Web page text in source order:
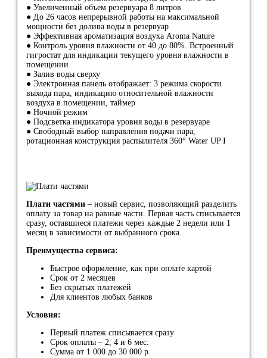
● Увеличенный объем резервуара 8 литров
● До 26 часов непрерывной работы на максимальной
мощности без долива воды в резервуар
● Эффективная ароматизация воздуха Aroma Nature
● Контроль уровня влажности от 40 до 80%. Встроенный
гигростат для индикации текущего уровня влажности в
помещении
● Залив воды сверху
● Электронная панель отображает: 3 режима скорости
выхода пара, индикацию относительной влажности
воздуха в помещении, таймер
● Ночной режим
● Подсветка индикатора уровня воды в резервуаре
● Свободный выбор направления подачи пара,
ротационная конструкция распылителя 360° Water UP I
Плати частями – новый сервис, позволяющий разделить
оплату за товар на равные части. Первая часть списывается
сразу, оставшиеся платежи через каждые 2 недели или 1
месяц в зависимости от выбранного срока.
Преимущества сервиса:
Быстрое оформление, как при оплате картой
Срок от 2 месяцев
Без скрытых платежей
Для клиентов любых банков
Условия:
Первый платеж списывается сразу
Срок оплаты – 2, 4 и 6 мес.
Сумма от 1 000 до 30 000 р.